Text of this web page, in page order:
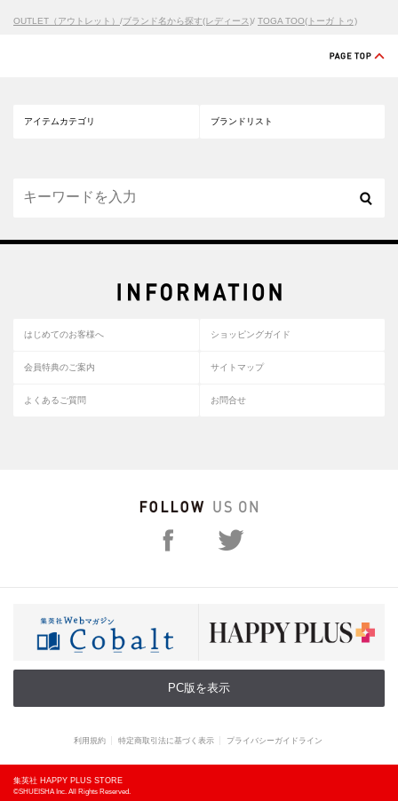
OUTLET（アウトレット） /ブランド名から探す(レディース)/ TOGA TOO(トーガ トゥ)
アイテムカテゴリ ブランドリスト
はじめてのお客様へ ショッピングガイド
会員特典のご案内 サイトマップ
よくあるご質問 お問合せ
PC版を表示
利用規約 特定商取引法に基づく表示 プライバシーガイドライン
集英社 HAPPY PLUS STORE
©SHUEISHA Inc. All Rights Reserved.